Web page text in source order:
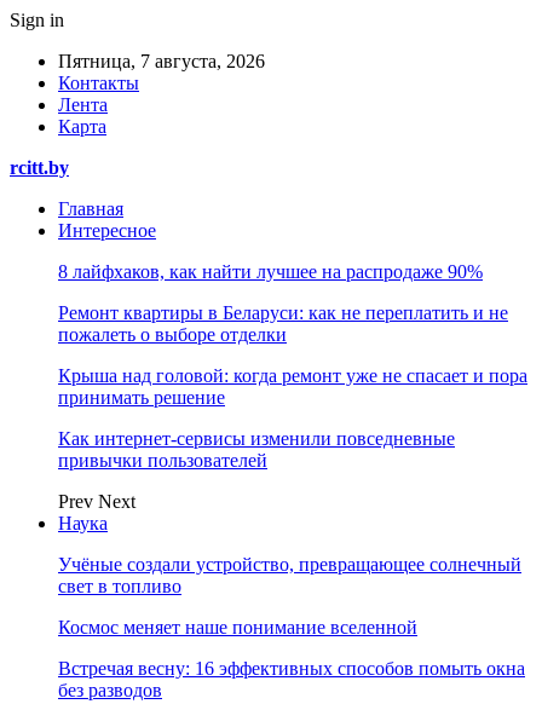
Sign in
Пятница, 7 августа, 2026
Контакты
Лента
Карта
rcitt.by
Главная
Интересное
8 лайфхаков, как найти лучшее на распродаже 90%
Ремонт квартиры в Беларуси: как не переплатить и не
пожалеть о выборе отделки
Крыша над головой: когда ремонт уже не спасает и пора
принимать решение
Как интернет-сервисы изменили повседневные
привычки пользователей
Prev Next
Наука
Учёные создали устройство, превращающее солнечный
свет в топливо
Космос меняет наше понимание вселенной
Встречая весну: 16 эффективных способов помыть окна
без разводов